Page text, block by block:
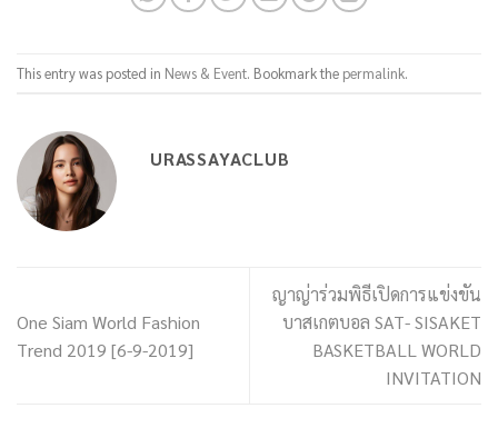
This entry was posted in News & Event. Bookmark the permalink.
URASSAYACLUB
One Siam World Fashion
Trend 2019 [6-9-2019]
ญาญ่าร่วมพิธีเปิดการแข่งขัน
บาสเกตบอล SAT- SISAKET
BASKETBALL WORLD
INVITATION